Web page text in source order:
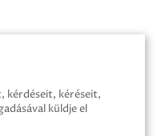
kérdéseit, kéréseit,
küldje el